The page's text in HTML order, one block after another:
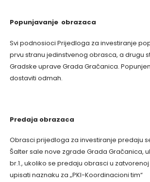
Popunjavanje obrazaca
Svi podnosioci Prijedloga za investiranje
prvu stranu jedinstvenog obrasca, a drugu
Gradske uprave Grada Gračanica.
dostaviti odmah.
Predaja obrazaca
Obrasci prijedloga za investiranje predaju
Šalter sale nove zgrade Grada Gračanica,
br.1., ukoliko se predaju obrasci u
upisati naznaku za „PKI-Koordinacioni tim“